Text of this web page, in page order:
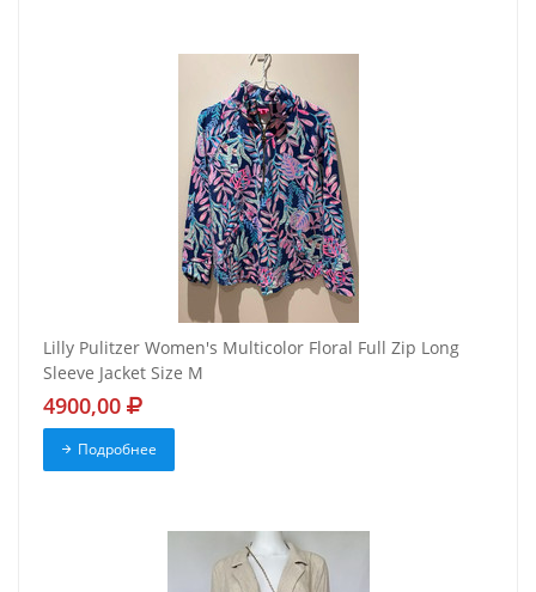
Lilly Pulitzer Women's Multicolor Floral Full Zip Long
Sleeve Jacket Size M
4900,00
Подробнее